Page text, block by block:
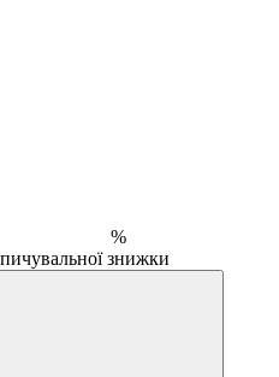
%
знижки